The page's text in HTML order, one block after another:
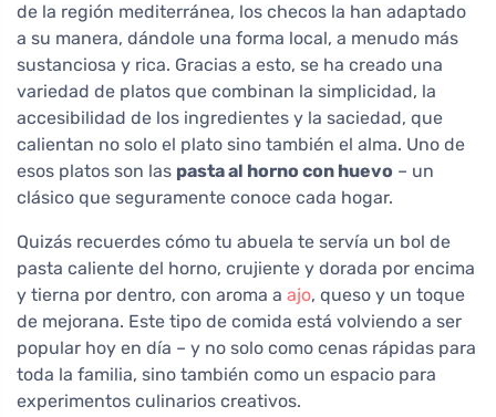
de la región mediterránea, los checos la han adaptado
a su manera, dándole una forma local, a menudo más
sustanciosa y rica. Gracias a esto, se ha creado una
variedad de platos que combinan la simplicidad, la
accesibilidad de los ingredientes y la saciedad, que
calientan no solo el plato sino también el alma. Uno de
esos platos son las pasta al horno con huevo – un
clásico que seguramente conoce cada hogar.
Quizás recuerdes cómo tu abuela te servía un bol de
pasta caliente del horno, crujiente y dorada por encima
y tierna por dentro, con aroma a ajo, queso y un toque
de mejorana. Este tipo de comida está volviendo a ser
popular hoy en día – y no solo como cenas rápidas para
toda la familia, sino también como un espacio para
experimentos culinarios creativos.